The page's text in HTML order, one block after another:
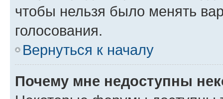
чтобы нельзя было менять
голосования.
Вернуться к началу
Почему мне недоступны